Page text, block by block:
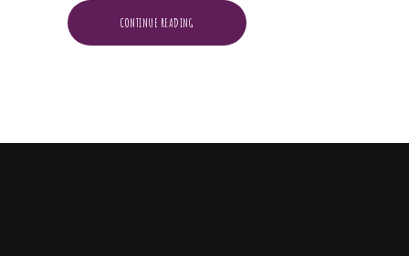
CONTINUE READING